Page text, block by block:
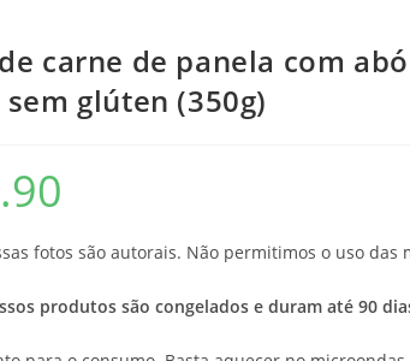
carne de panela com
glúten (350g)
fotos são autorais. Não permitimos o uso das
produtos são congelados e duram até 90